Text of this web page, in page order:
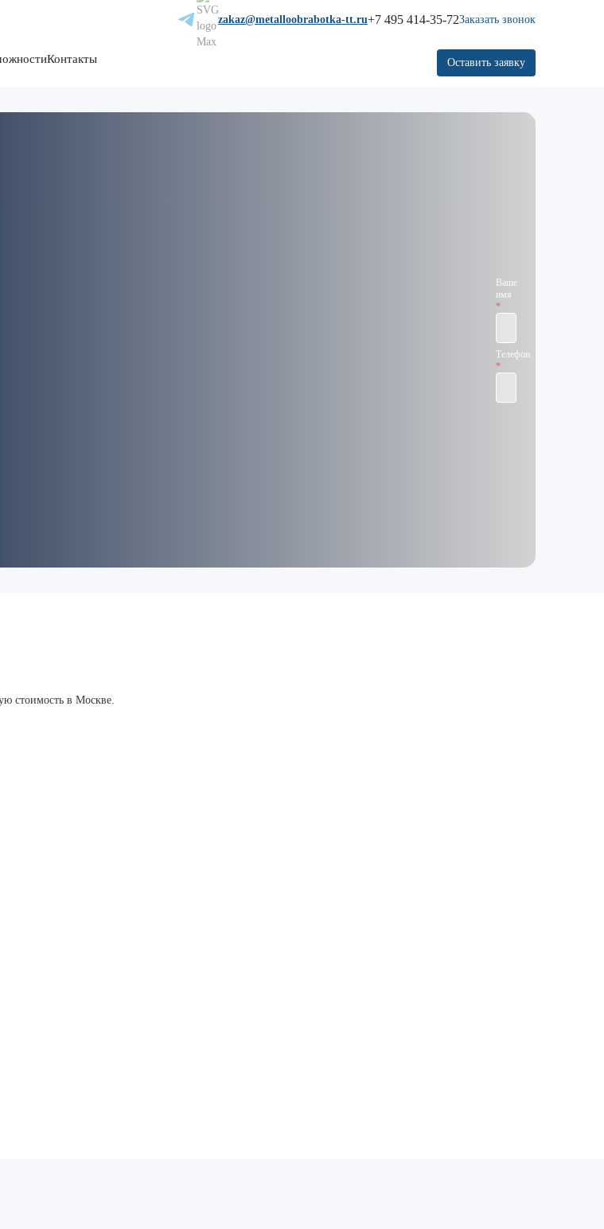
zakaz@metalloobrabotka-tt.ru+7 495 414-35-72Заказать звонок
Контакты Оставить заявку
Ваше
имя
Телефон
стоимость в Москве.